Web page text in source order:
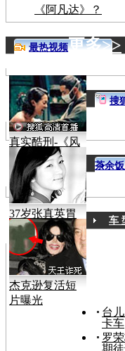
《阿凡达》？
最热视频更多>>
真实酷刑-《风
声》
37岁张真英胃
癌病逝
杰克逊复活短
片曝光
台
卡车
罗
搜
茶余
车